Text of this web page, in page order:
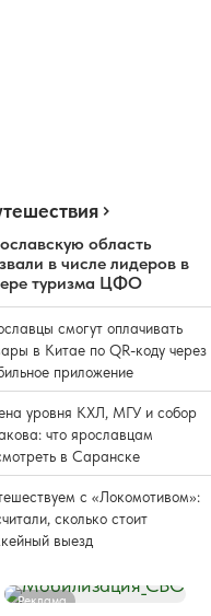
область
в числе лидеров в
туризма ЦФО
смогут оплачивать
в Китае по QR-коду через
приложение
уровня КХЛ, МГУ и собор
что ярославцам
в Саранске
с «Локомотивом»:
сколько стоит
выезд
Реклама